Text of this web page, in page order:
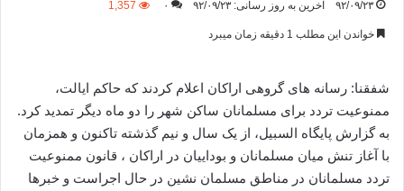
۹۲/۰۹/۲۳ آخرین به روز رسانی: ۹۲/۰۹/۲۳ ۰ 1,357
خواندن این مطلب 1 دقیقه زمان میبرد
شفقنا: رسانه های گروهی اراکان اعلام کردند که حاکم ایالت،
ممنوعیت تردد برای مسلمانان ساکن شهر را دو ماه دیگر تمدید کرد.
به گزارش پایگاه السبیل، از یک سال و نیم گذشته تاکنون و همزمان
با آغاز تنش میان مسلمانان و بوداییان در اراکان ، قانون ممنوعیت
تردد مسلمانان در مناطق مسلمان نشین در حال اجراست و خبرها